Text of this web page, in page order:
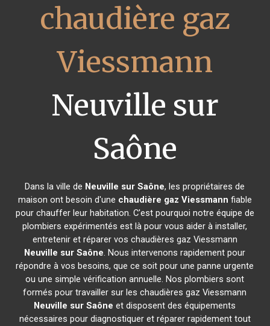
chaudière gaz
Viessmann
Neuville sur
Saône
Dans la ville de Neuville sur Saône, les propriétaires de
maison ont besoin d'une chaudière gaz Viessmann fiable
pour chauffer leur habitation. C'est pourquoi notre équipe de
plombiers expérimentés est là pour vous aider à installer,
entretenir et réparer vos chaudières gaz Viessmann
Neuville sur Saône. Nous intervenons rapidement pour
répondre à vos besoins, que ce soit pour une panne urgente
ou une simple vérification annuelle. Nos plombiers sont
formés pour travailler sur les chaudières gaz Viessmann
Neuville sur Saône et disposent des équipements
nécessaires pour diagnostiquer et réparer rapidement tout